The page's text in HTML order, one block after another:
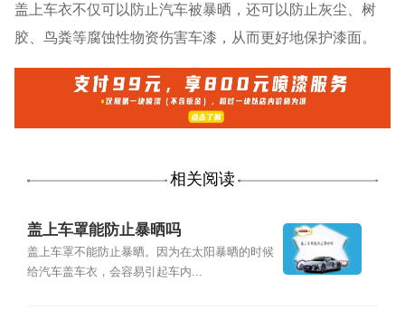
盖上车衣不仅可以防止汽车被暴晒，还可以防止灰尘、树
胶、鸟粪等腐蚀性物资伤害车漆，从而更好地保护漆面。
相关阅读
盖上车罩能防止暴晒吗
盖上车罩不能防止暴晒。因为在太阳暴晒的时候
给汽车盖车衣，会容易引起车内...